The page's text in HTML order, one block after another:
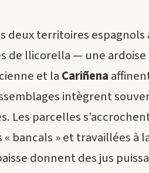
deux territoires
de llicorella — une
et la Cariñena
intègrent
Les parcelles
bancals » et travaillées à
donnent des jus